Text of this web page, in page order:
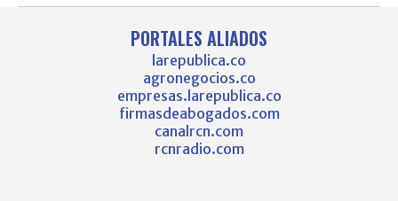
PORTALES ALIADOS
larepublica.co
agronegocios.co
empresas.larepublica.co
firmasdeabogados.com
canalrcn.com
rcnradio.com